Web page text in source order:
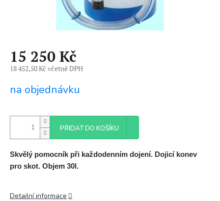
15 250 Kč
18 452,50 Kč včetně DPH
cena:
na objednávku
PŘIDAT DO KOŠÍKU
Skvělý pomocník při každodenním dojení. Dojicí konev
pro skot. Objem 30l.
Detailní informace